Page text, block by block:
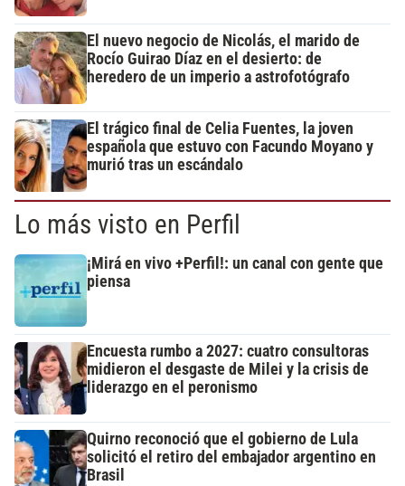
El nuevo negocio de Nicolás, el marido de
Rocío Guirao Díaz en el desierto: de
heredero de un imperio a astrofotógrafo
El trágico final de Celia Fuentes, la joven
española que estuvo con Facundo Moyano y
murió tras un escándalo
Lo más visto en Perfil
¡Mirá en vivo +Perfil!: un canal con gente que
piensa
Encuesta rumbo a 2027: cuatro consultoras
midieron el desgaste de Milei y la crisis de
liderazgo en el peronismo
Quirno reconoció que el gobierno de Lula
solicitó el retiro del embajador argentino en
Brasil